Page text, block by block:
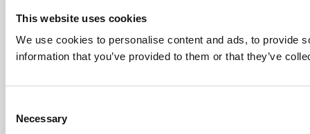
This website uses cookies
We use cookies to personalise content and ads, to provide
information that you’ve provided to them or that they’ve
Selection
Necessary